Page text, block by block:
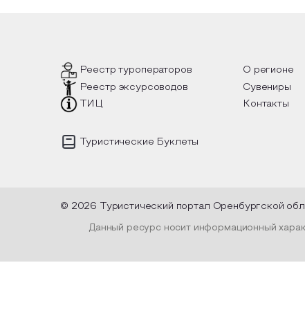
Реестр туроператоров О регионе
Реестр эксурсоводов
Сувениры
ТИЦ
Контакты
Туристические Буклеты
© 2026 Туристический портал Оренбургской
Данный ресурс носит информационный